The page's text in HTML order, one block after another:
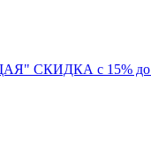
СКИДКА с 15% до